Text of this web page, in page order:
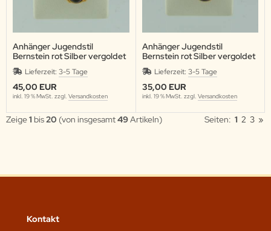
Anhänger Jugendstil
Bernstein rot Silber vergoldet
Lieferzeit: 3-5 Tage
45,00 EUR
inkl. 19 % MwSt. zzgl. Versandkosten
Anhänger Jugendstil
Bernstein rot Silber vergoldet
Lieferzeit: 3-5 Tage
35,00 EUR
inkl. 19 % MwSt. zzgl. Versandkosten
Zeige1 bis20 (von insgesamt49Artikeln) Seiten: 1 2 3 »
Kontakt